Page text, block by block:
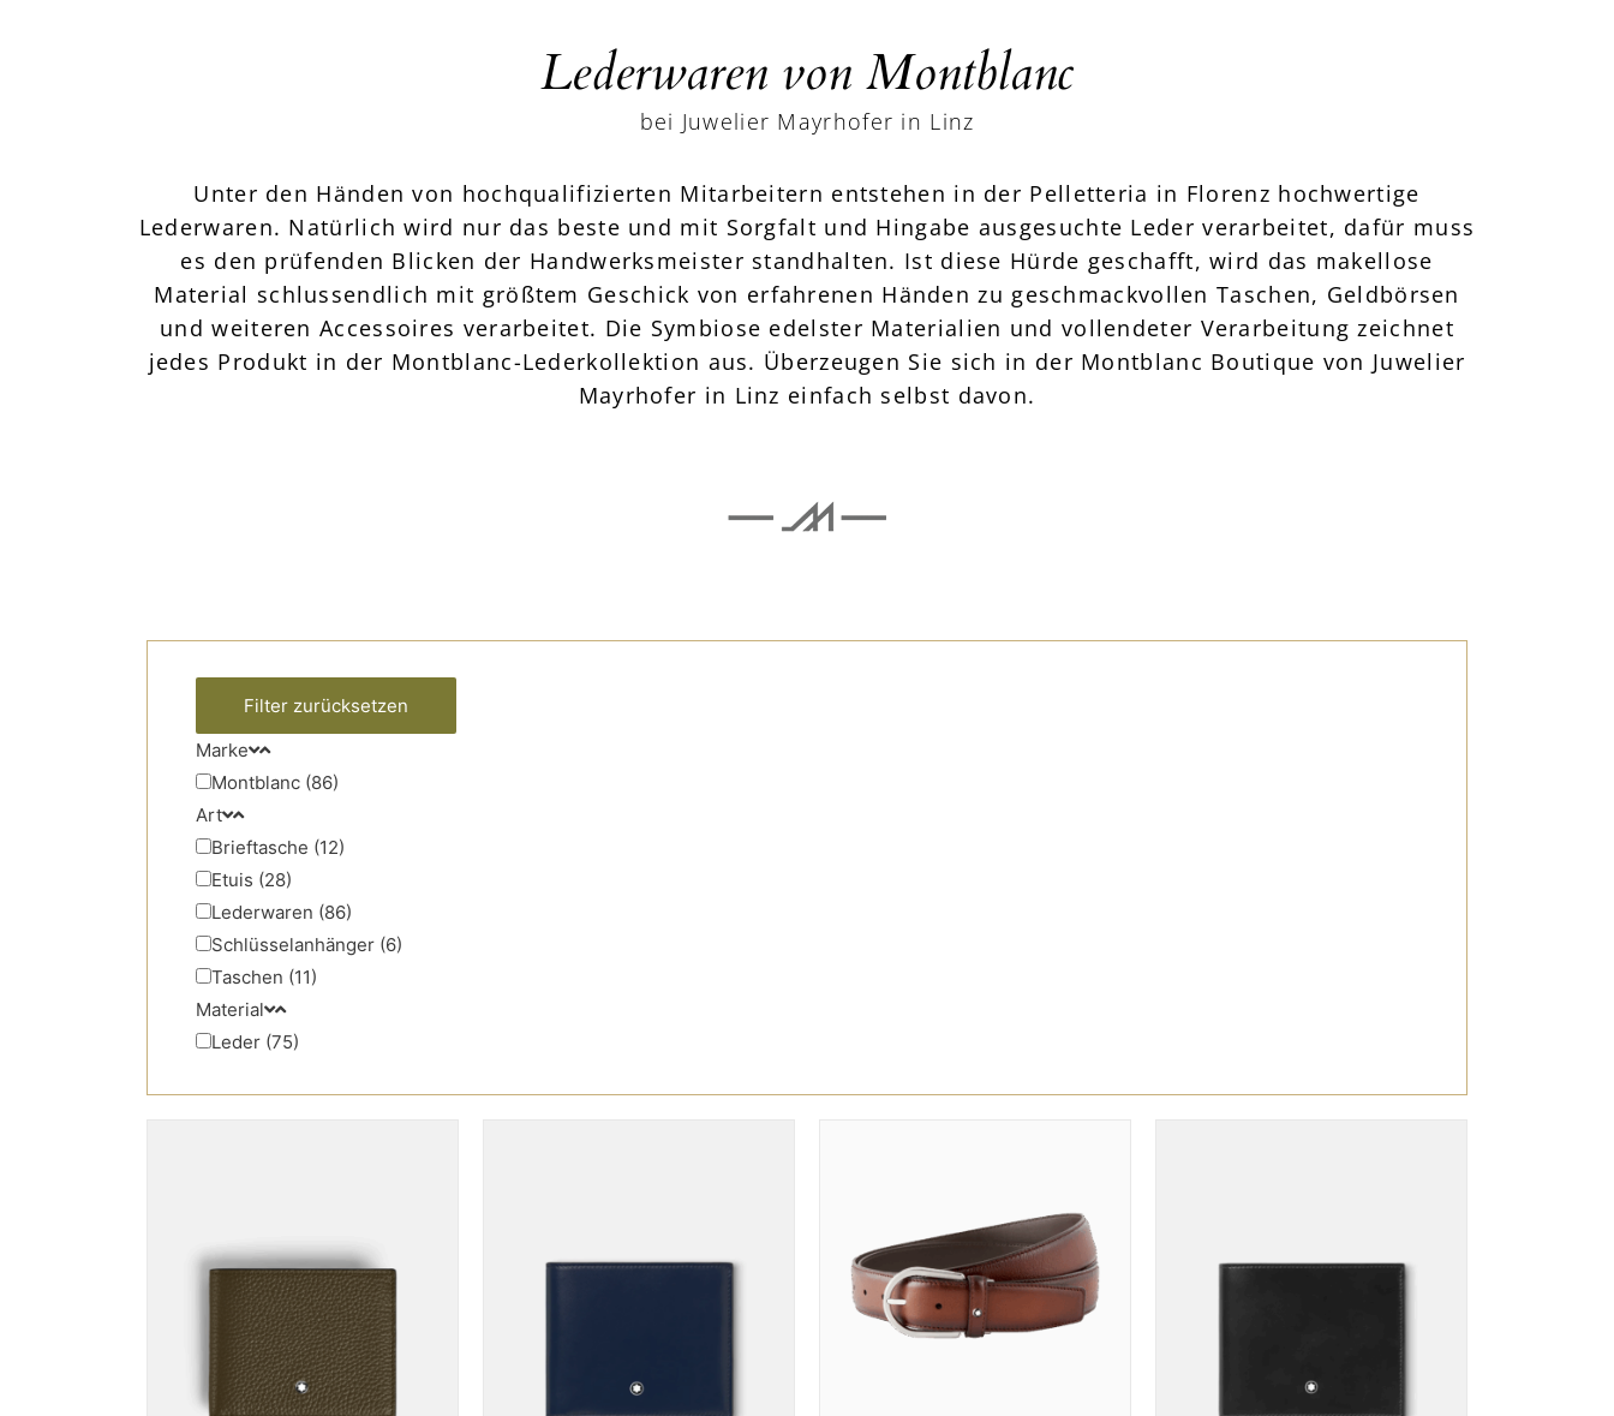
Lederwaren von Montblanc
bei Juwelier Mayrhofer in Linz
Unter den Händen von hochqualifizierten Mitarbeitern entstehen in der Pelletteria in Florenz hochwertige
Lederwaren. Natürlich wird nur das beste und mit Sorgfalt und Hingabe ausgesuchte Leder verarbeitet, dafür muss
es den prüfenden Blicken der Handwerksmeister standhalten. Ist diese Hürde geschafft, wird das makellose
Material schlussendlich mit größtem Geschick von erfahrenen Händen zu geschmackvollen Taschen, Geldbörsen
und weiteren Accessoires verarbeitet. Die Symbiose edelster Materialien und vollendeter Verarbeitung zeichnet
jedes Produkt in der Montblanc-Lederkollektion aus. Überzeugen Sie sich in der Montblanc Boutique von Juwelier
Mayrhofer in Linz einfach selbst davon.
Marke
Montblanc (86)
Art
Brieftasche (12)
Etuis (28)
Lederwaren (86)
Schlüsselanhänger (6)
Taschen (11)
Material
Leder (75)